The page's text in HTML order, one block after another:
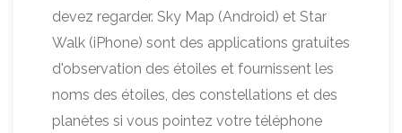
devez regarder. Sky Map (Android) et Star
Walk (iPhone) sont des applications gratuites
d'observation des étoiles et fournissent les
noms des étoiles, des constellations et des
planètes si vous pointez votre téléphone